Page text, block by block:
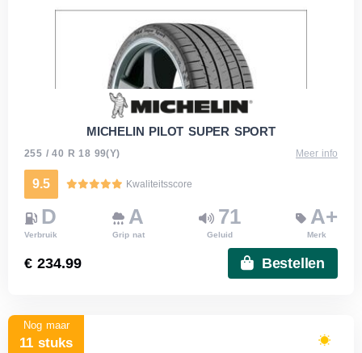
MICHELIN PILOT SUPER SPORT
255 / 40 R 18 99(Y) Meer info
9.5 Kwaliteitsscore
D
Verbruik
A
Grip nat
71
Geluid
A+
Merk
€ 234.99 Bestellen
Nog maar
11 stuks